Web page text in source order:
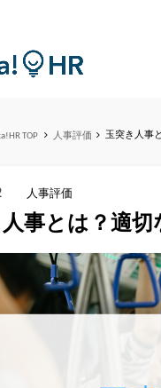
TOP 人事評価 玉突き人事
人事評価
事とは？適